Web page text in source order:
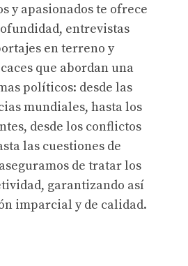
y apasionados te ofrece
entrevistas
en terreno y
que abordan una
políticos: desde las
mundiales, hasta los
desde los conflictos
las cuestiones de
de tratar los
garantizando así
imparcial y de calidad.